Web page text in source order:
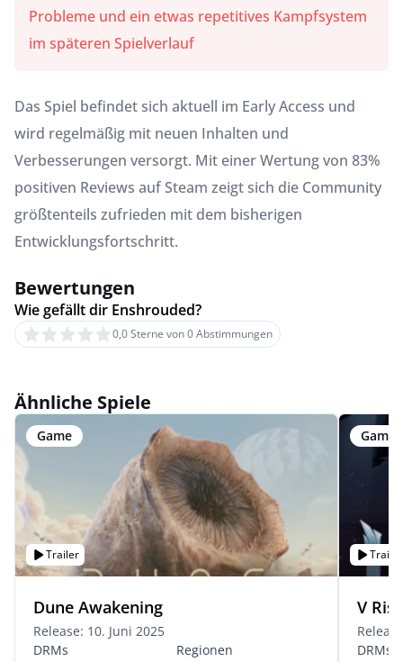
Probleme und ein etwas repetitives Kampfsystem
im späteren Spielverlauf
Das Spiel befindet sich aktuell im Early Access und
wird regelmäßig mit neuen Inhalten und
Verbesserungen versorgt. Mit einer Wertung von 83%
positiven Reviews auf Steam zeigt sich die Community
größtenteils zufrieden mit dem bisherigen
Entwicklungsfortschritt.
Bewertungen
Wie gefällt dir Enshrouded?
0,0 Sterne von 0 Abstimmungen
Ähnliche Spiele
Game
Trailer
Dune Awakening
Release: 10. Juni 2025
DRMs
Regionen
Game
Trailer
V
DRMs